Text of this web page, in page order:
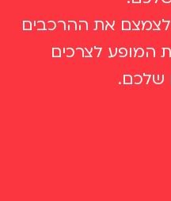
לצמצם את ההרכבים
המופע לצרכים
שלכם.